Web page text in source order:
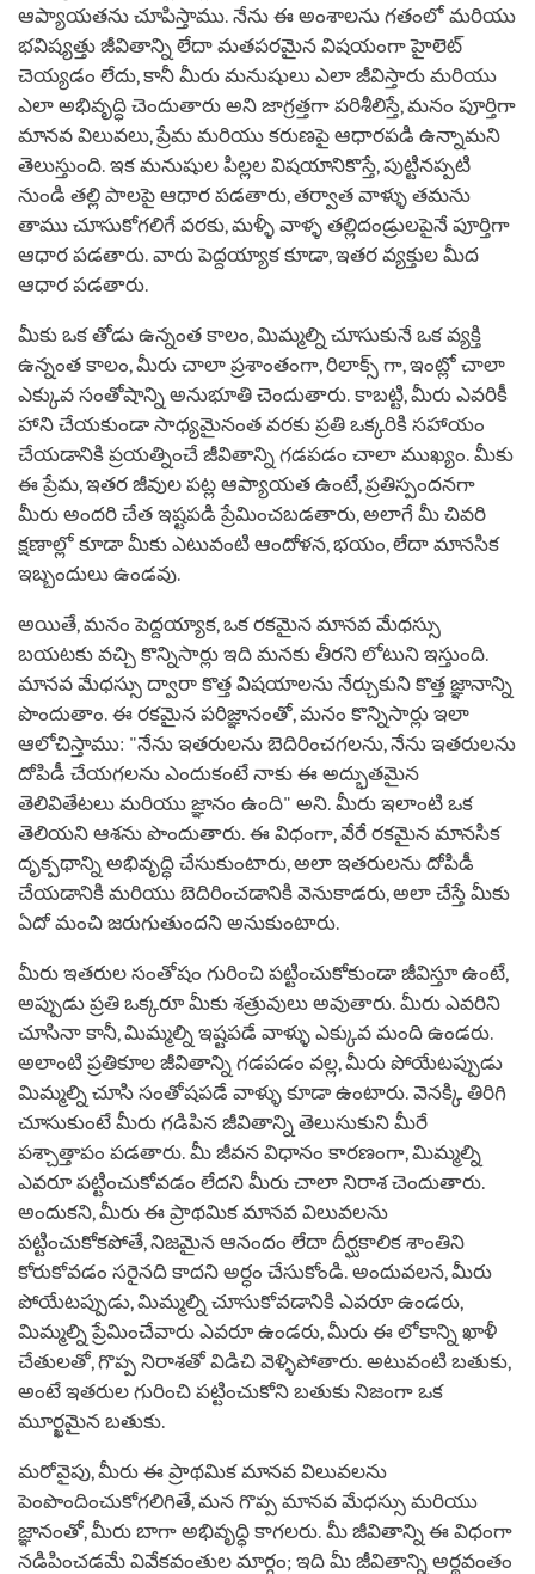
ఆప్యాయతను చూపిస్తాము. నేను ఈ అంశాలను గతంలో మరియు
భవిష్యత్తు జీవితాన్ని లేదా మతపరమైన విషయంగా హైలెట్
చెయ్యడం లేదు, కానీ మీరు మనుషులు ఎలా జీవిస్తారు మరియు
ఎలా అభివృద్ధి చెందుతారు అని జాగ్రత్తగా పరిశీలిస్తే, మనం పూర్తిగా
మానవ విలువలు, ప్రేమ మరియు కరుణపై ఆధారపడి ఉన్నామని
తెలుస్తుంది. ఇక మనుషుల పిల్లల విషయానికొస్తే, పుట్టినప్పటి
నుండి తల్లి పాలపై ఆధార పడతారు, తర్వాత వాళ్ళు తమను
తాము చూసుకోగలిగే వరకు, మళ్ళీ వాళ్ళ తల్లిదండ్రులపైనే పూర్తిగా
ఆధార పడతారు. వారు పెద్దయ్యాక కూడా, ఇతర వ్యక్తుల మీద
ఆధార పడతారు.
మీకు ఒక తోడు ఉన్నంత కాలం, మిమ్మల్ని చూసుకునే ఒక వ్యక్తి
ఉన్నంత కాలం, మీరు చాలా ప్రశాంతంగా, రిలాక్స్ గా, ఇంట్లో చాలా
ఎక్కువ సంతోషాన్ని అనుభూతి చెందుతారు. కాబట్టి, మీరు ఎవరికీ
హాని చేయకుండా సాధ్యమైనంత వరకు ప్రతి ఒక్కరికి సహాయం
చేయడానికి ప్రయత్నించే జీవితాన్ని గడపడం చాలా ముఖ్యం. మీకు
ఈ ప్రేమ, ఇతర జీవుల పట్ల ఆప్యాయత ఉంటే, ప్రతిస్పందనగా
మీరు అందరి చేత ఇష్టపడి ప్రేమించబడతారు, అలాగే మీ చివరి
క్షణాల్లో కూడా మీకు ఎటువంటి ఆందోళన, భయం, లేదా మానసిక
ఇబ్బందులు ఉండవు.
అయితే, మనం పెద్దయ్యాక, ఒక రకమైన మానవ మేధస్సు
బయటకు వచ్చి కొన్నిసార్లు ఇది మనకు తీరని లోటుని ఇస్తుంది.
మానవ మేధస్సు ద్వారా కొత్త విషయాలను నేర్చుకుని కొత్త జ్ఞానాన్ని
పొందుతాం. ఈ రకమైన పరిజ్ఞానంతో, మనం కొన్నిసార్లు ఇలా
ఆలోచిస్తాము: "నేను ఇతరులను బెదిరించగలను, నేను ఇతరులను
దోపిడీ చేయగలను ఎందుకంటే నాకు ఈ అద్భుతమైన
తెలివితేటలు మరియు జ్ఞానం ఉంది" అని. మీరు ఇలాంటి ఒక
తెలియని ఆశను పొందుతారు. ఈ విధంగా, వేరే రకమైన మానసిక
దృక్పథాన్ని అభివృద్ధి చేసుకుంటారు, అలా ఇతరులను దోపిడీ
చేయడానికి మరియు బెదిరించడానికి వెనుకాడరు, అలా చేస్తే మీకు
ఏదో మంచి జరుగుతుందని అనుకుంటారు.
మీరు ఇతరుల సంతోషం గురించి పట్టించుకోకుండా జీవిస్తూ ఉంటే,
అప్పుడు ప్రతి ఒక్కరూ మీకు శత్రువులు అవుతారు. మీరు ఎవరిని
చూసినా కానీ, మిమ్మల్ని ఇష్టపడే వాళ్ళు ఎక్కువ మంది ఉండరు.
అలాంటి ప్రతికూల జీవితాన్ని గడపడం వల్ల, మీరు పోయేటప్పుడు
మిమ్మల్ని చూసి సంతోషపడే వాళ్ళు కూడా ఉంటారు. వెనక్కి తిరిగి
చూసుకుంటే మీరు గడిపిన జీవితాన్ని తెలుసుకుని మీరే
పశ్చాత్తాపం పడతారు. మీ జీవన విధానం కారణంగా, మిమ్మల్ని
ఎవరూ పట్టించుకోవడం లేదని మీరు చాలా నిరాశ చెందుతారు.
అందుకని, మీరు ఈ ప్రాథమిక మానవ విలువలను
పట్టించుకోకపోతే, నిజమైన ఆనందం లేదా దీర్ఘకాలిక శాంతిని
కోరుకోవడం సరైనది కాదని అర్ధం చేసుకోండి. అందువలన, మీరు
పోయేటప్పుడు, మిమ్మల్ని చూసుకోవడానికి ఎవరూ ఉండరు,
మిమ్మల్ని ప్రేమించేవారు ఎవరూ ఉండరు, మీరు ఈ లోకాన్ని ఖాళీ
చేతులతో, గొప్ప నిరాశతో విడిచి వెళ్ళిపోతారు. అటువంటి బతుకు,
అంటే ఇతరుల గురించి పట్టించుకోని బతుకు నిజంగా ఒక
మూర్ఖమైన బతుకు.
మరోవైపు, మీరు ఈ ప్రాథమిక మానవ విలువలను
పెంపొందించుకోగలిగితే, మన గొప్ప మానవ మేధస్సు మరియు
జ్ఞానంతో, మీరు బాగా అభివృద్ధి కాగలరు. మీ జీవితాన్ని ఈ విధంగా
నడిపించడమే వివేకవంతుల మార్గం; ఇది మీ జీవితాన్ని అర్థవంతం